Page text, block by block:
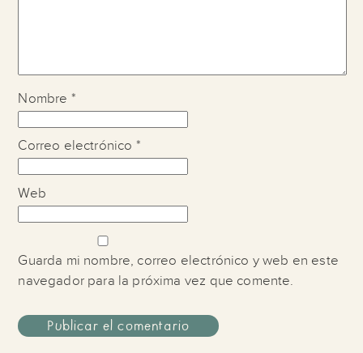
Nombre *
Correo electrónico *
Web
Guarda mi nombre, correo electrónico y web en este
navegador para la próxima vez que comente.